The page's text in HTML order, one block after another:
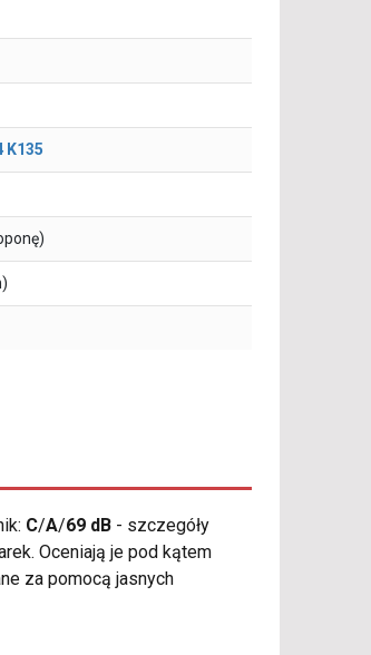
K135
C/A/69 dB - szczegóły
Oceniają je pod kątem
za pomocą jasnych